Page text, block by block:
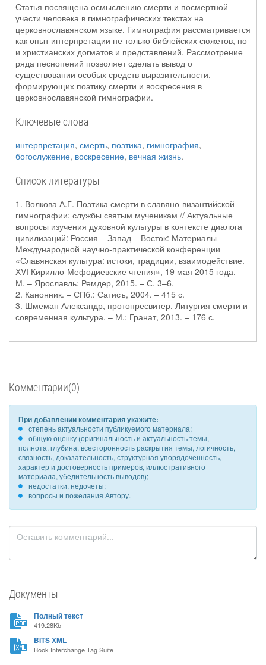
Статья посвящена осмыслению смерти и посмертной
участи человека в гимнографических текстах на
церковнославянском языке. Гимнография рассматривается
как опыт интерпретации не только библейских сюжетов, но
и христианских догматов и представлений. Рассмотрение
ряда песнопений позволяет сделать вывод о
существовании особых средств выразительности,
формирующих поэтику смерти и воскресения в
церковнославянской гимнографии.
Ключевые слова
интерпретация, смерть, поэтика, гимнография,
богослужение, воскресение, вечная жизнь.
Список литературы
1. Волкова А.Г. Поэтика смерти в славяно-византийской
гимнографии: службы святым мученикам // Актуальные
вопросы изучения духовной культуры в контексте диалога
цивилизаций: Россия – Запад – Восток: Материалы
Международной научно-практической конференции
«Славянская культура: истоки, традиции, взаимодействие.
XVI Кирилло-Мефодиевские чтения», 19 мая 2015 года. –
М. – Ярославль: Ремдер, 2015. – С. 3–6.
2. Канонник. – СПб.: Сатисъ, 2004. – 415 с.
3. Шмеман Александр, протопресвитер. Литургия смерти и
современная культура. – М.: Гранат, 2013. – 176 с.
Комментарии(0)
При добавлении комментария укажите:
степень актуальности публикуемого материала;
общую оценку (оригинальность и актуальность темы,
полнота, глубина, всесторонность раскрытия темы, логичность,
связность, доказательность, структурная упорядоченность,
характер и достоверность примеров, иллюстративного
материала, убедительность выводов);
недостатки, недочеты;
вопросы и пожелания Автору.
Документы
Полный текст
419.28Kb
BITS XML
Book Interchange Tag Suite